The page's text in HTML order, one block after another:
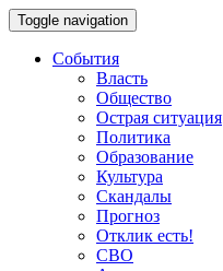
Toggle navigation
События
Власть
Общество
Острая ситуация
Политика
Образование
Культура
Скандалы
Прогноз
Отклик есть!
СВО